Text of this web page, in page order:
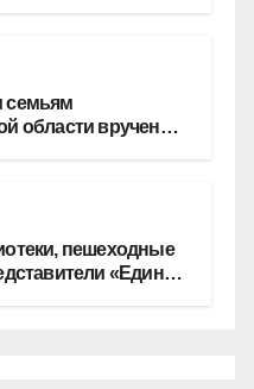
семьям
области вручены
пешеходные
«Единой